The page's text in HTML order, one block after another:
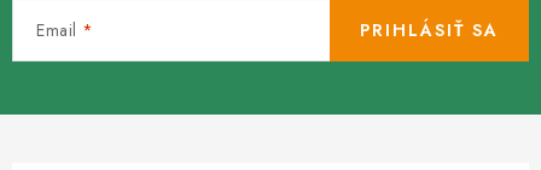
Email PRIHLÁSIŤ SA